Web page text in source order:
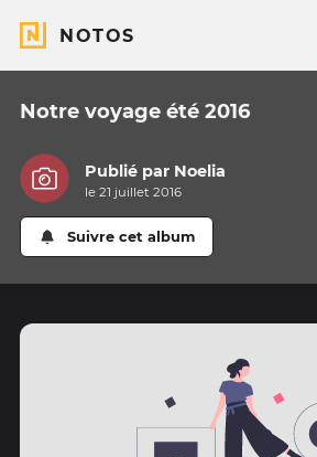
NOTOS
Notre voyage été 2016
Publié par Noelia
le 21 juillet 2016
Suivre cet album